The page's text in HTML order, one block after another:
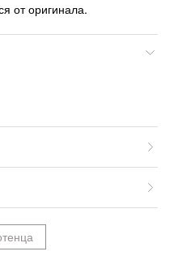
от оригинала.